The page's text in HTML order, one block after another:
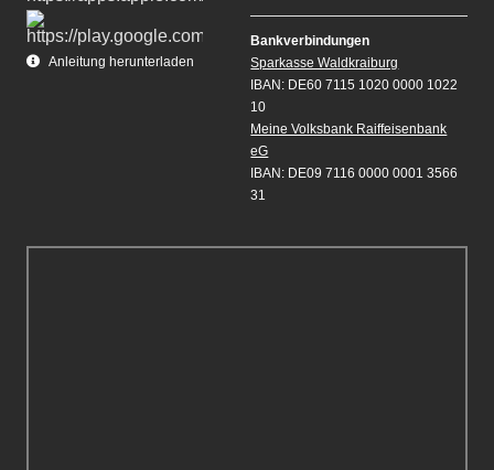
Anleitung herunterladen
Bankverbindungen
Sparkasse Waldkraiburg
IBAN: DE60 7115 1020 0000 1022
10
Meine Volksbank Raiffeisenbank
eG
IBAN: DE09 7116 0000 0001 3566
31